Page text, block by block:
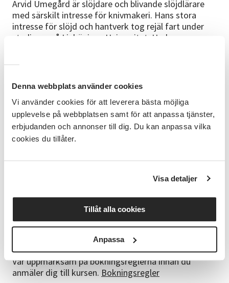
Denna webbplats använder cookies
Vi använder cookies för att leverera bästa möjliga
upplevelse på webbplatsen samt för att anpassa tjänster,
erbjudanden och annonser till dig. Du kan anpassa vilka
cookies du tillåter.
Visa detaljer
Tillåt alla cookies
Anpassa
Arvid Umegård är slöjdare och blivande slöjdlärare
med särskilt intresse för knivmakeri. Hans stora
intresse för slöjd och hantverk tog rejäl fart under
studierna på Linköpings Universitet. Under
Kostnaden för material betalas på plats. Kostnaden
kan variera lite beroende på vad du väljer för knivblad
och skaftmaterial.
Bokning och betalning
Kontakta Studieförbundet Vuxenskolan för frågor
kring betalning och anmälan: Maila
eller ring
013-314070
Var uppmärksam på bokningsreglerna innan du
anmäler dig till kursen. Bokningsregler